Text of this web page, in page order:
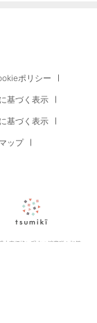
ポリシー
基づく表示
基づく表示
ップ
小売価格に現在の消費税を加算